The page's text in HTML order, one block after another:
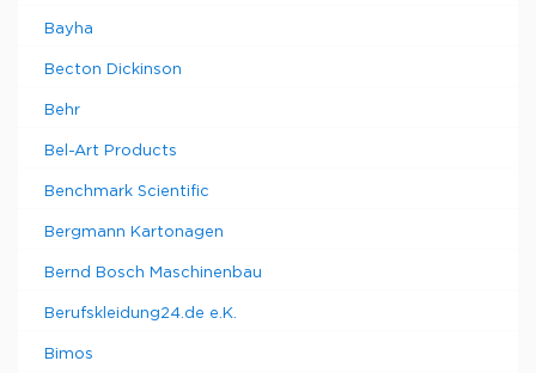
Bayha
Becton Dickinson
Behr
Bel-Art Products
Benchmark Scientific
Bergmann Kartonagen
Bernd Bosch Maschinenbau
Berufskleidung24.de e.K.
Bimos